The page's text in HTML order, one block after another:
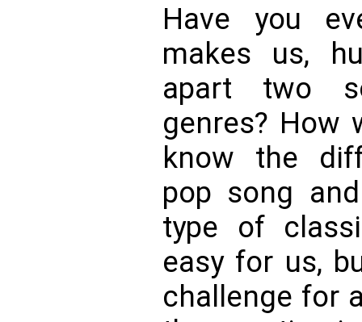
Have you
makes us,
apart two
genres? How
know the
pop song
type of
easy for us,
challenge for